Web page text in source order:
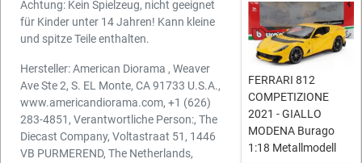
Achtung: Kein Spielzeug, nicht geeignet
für Kinder unter 14 Jahren! Kann kleine
und spitze Teile enthalten.
Hersteller: American Diorama , Weaver
Ave Ste 2, S. EL Monte, CA 91733 U.S.A.,
www.americandiorama.com, +1 (626)
283-4851, Verantwortliche Person:, The
Diecast Company, Voltastraat 51, 1446
VB PURMEREND, The Netherlands,
FERRARI 812
COMPETIZIONE
2021 - GIALLO
MODENA Burago
1:18 Metallmodell